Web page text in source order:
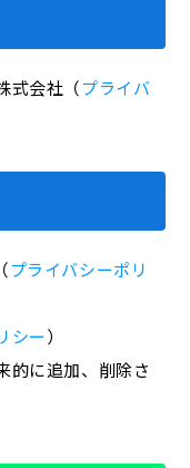
式会社（プライバ
プライバシーポリ
シー）
的に追加、削除さ